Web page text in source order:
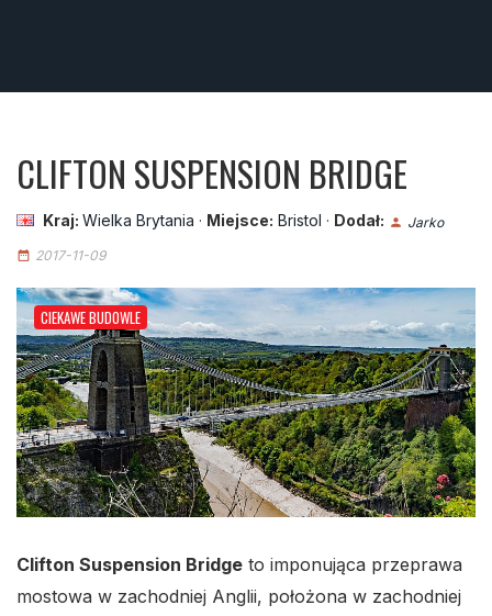
CLIFTON SUSPENSION BRIDGE
Kraj: Wielka Brytania · Miejsce: Bristol · Dodał: person Jarko
date_range 2017-11-09
CIEKAWE BUDOWLE
Clifton Suspension Bridge to imponująca przeprawa
mostowa w zachodniej Anglii, położona w zachodniej